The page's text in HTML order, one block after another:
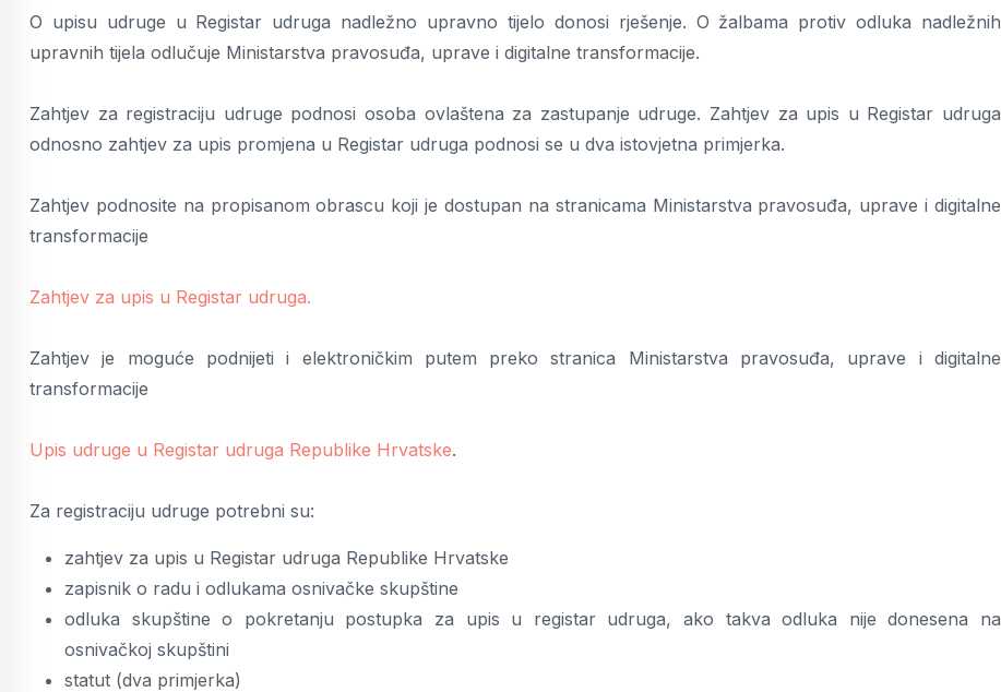
O upisu udruge u Registar udruga nadležno upravno tijelo donosi rješenje. O žalbama protiv odluka nadležnih
upravnih tijela odlučuje Ministarstva pravosuđa, uprave i digitalne transformacije.
Zahtjev za registraciju udruge podnosi osoba ovlaštena za zastupanje udruge. Zahtjev za upis u Registar udruga
odnosno zahtjev za upis promjena u Registar udruga podnosi se u dva istovjetna primjerka.
Zahtjev podnosite na propisanom obrascu koji je dostupan na stranicama Ministarstva pravosuđa, uprave i digitalne
transformacije
Zahtjev za upis u Registar udruga.
Zahtjev je moguće podnijeti i elektroničkim putem preko stranica Ministarstva pravosuđa, uprave i digitalne
transformacije
Upis udruge u Registar udruga Republike Hrvatske.
Za registraciju udruge potrebni su:
zahtjev za upis u Registar udruga Republike Hrvatske
zapisnik o radu i odlukama osnivačke skupštine
odluka skupštine o pokretanju postupka za upis u registar udruga, ako takva odluka nije donesena na
osnivačkoj skupštini
statut (dva primjerka)